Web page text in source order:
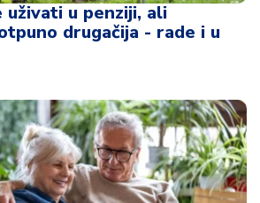
uživati u penziji, ali
drugačija - rade i u